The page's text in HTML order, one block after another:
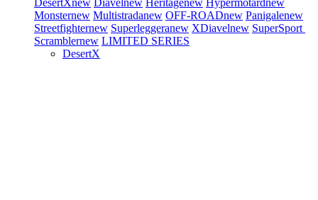
DesertXnew Diavelnew Heritagenew Hypermotardnew
Monsternew Multistradanew OFF-ROADnew Panigalenew
Streetfighternew Superleggeranew XDiavelnew SuperSport
Scramblernew LIMITED SERIES
DesertX